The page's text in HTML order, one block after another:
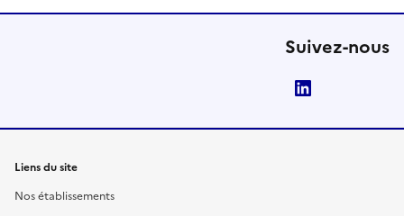
Suivez-nous
Liens du site
Nos établissements